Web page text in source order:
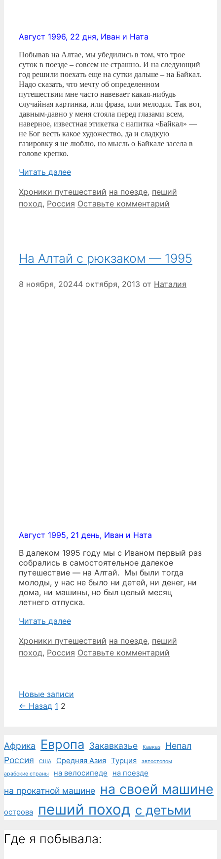
Август 1996, 22 дня, Иван и Ната
Побывав на Алтае, мы убедились в том, что трое
суток в поезде – совсем не страшно. И на следующий
год решили поехать еще на сутки дальше – на Байкал.
Надо сказать, что мечту об определенном
путешествии мне часто навевает какая-нибудь
случайная картинка, или фраза, или мелодия. Так вот,
давным-давно у меня стояла перед глазами всем,
наверное, известная этикетка с напитка «Байкал» —
не Бог весть какое художество, да и сладкую
газировку я не люблю, но мысль о Байкале засела в
голове крепко.
Читать далее
Рубрики
Хроники путешествий Метки
на поезде, пеший
поход, Россия Оставьте комментарий
На Алтай с рюкзаком — 1995
8 ноября, 20244 октября, 2013 от Наталия
Август 1995, 21 день, Иван и Ната
В далеком 1995 году мы с Иваном первый раз
собрались в самостоятельное далекое
путешествие — на Алтай. Мы были тогда
молоды, у нас не было ни детей, ни денег, ни
дома, ни машины, но был целый месяц
летнего отпуска.
Читать далее
Рубрики
Хроники путешествий Метки
на поезде, пеший
поход, Россия Оставьте комментарий
Новые записи
← Назад Страница
1 Страница
2
Африка Европа Закавказье Кавказ
Непал
Россия
США Средняя Азия Турция
автостопом
арабские страны
на велосипеде на поезде
на прокатной машине на своей машине
острова пеший поход с детьми
Где я побывала: